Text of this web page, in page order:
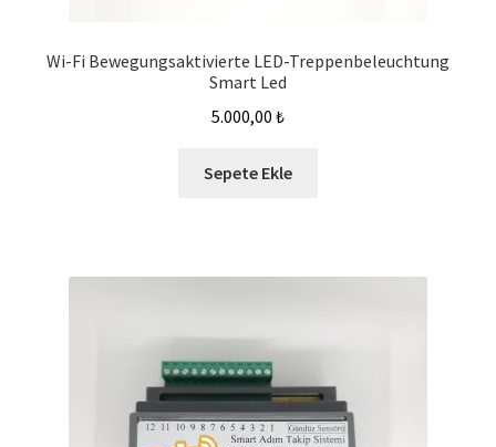
Wi-Fi Bewegungsaktivierte LED-Treppenbeleuchtung
Smart Led
5.000,00 ₺
Sepete Ekle